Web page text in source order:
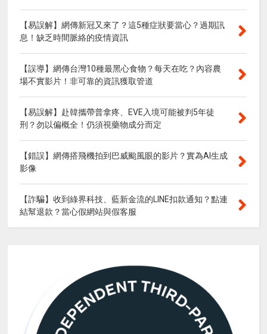
【易誤解】網傳新冠又來了？這5種症狀要當心？過期訊
息！缺乏時間脈絡的疫情資訊
【誤導】網傳台灣10種最黑心食物？每天在吃？內容農
場不實影片！非可靠的資訊獲取管道
【易誤解】赴韓攜帶普拿疼、EVE入境可能被判5年徒
刑？勿以偏概全！仍須視藥物成分而定
【錯誤】網傳搭飛機拍到巴威颱風眼的影片？實為AI生成
影像
【詐騙】收到綠界科技、藍新金流的LINE扣款通知？點連
結幫退款？當心假網站與假客服